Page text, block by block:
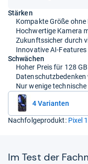
Stärken
Kompakte Größe
Hochwertige Kamera
Zukunftssicher durch
Innovative AI-Features
Schwächen
Hoher Preis für 128
Nur wenige
4 Varianten
Nachfolgeprodukt: Pixel
Im Test der